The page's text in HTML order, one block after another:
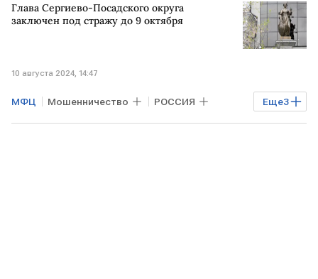
коммунальные услуги Соцфонд
Глава Сергиево-Посадского округа
заключен под стражу до 9 октября
10 августа 2024, 14:47
Еще3
МФЦ Мошенничество РОССИЯ
Московская область Сергиев Посад